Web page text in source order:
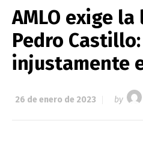
AMLO exige
Pedro Castillo:
injustamente
26 de enero de 2023 by